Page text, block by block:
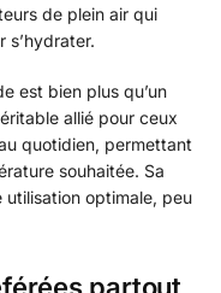
de plein air qui
s’hydrater.
est bien plus qu’un
allié pour ceux
quotidien, permettant
souhaitée. Sa
utilisation optimale, peu